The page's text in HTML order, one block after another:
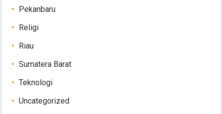
Pekanbaru
Religi
Riau
Sumatera Barat
Teknologi
Uncategorized